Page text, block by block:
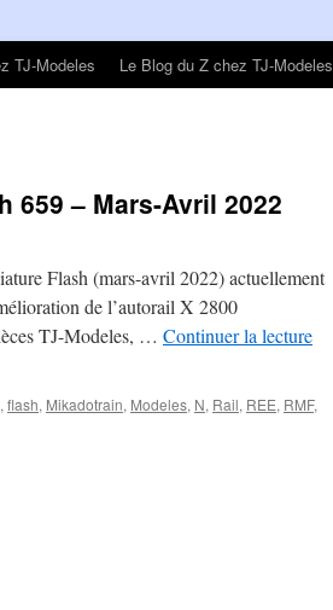
TJ-Modeles Le Blog du Z chez TJ-Modeles
659 – Mars-Avril 2022
Flash (mars-avril 2022) actuellement
de l’autorail X 2800
TJ-Modeles, … Continuer la lecture
, flash, Mikadotrain, Modeles, N, Rail, REE, RMF,